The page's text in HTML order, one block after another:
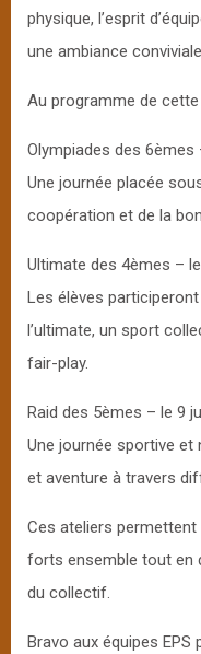
physique, l’esprit
une ambiance
Au programme de cette
Olympiades des 6èmes
Une journée placée
coopération et de la
Ultimate des 4èmes –
Les élèves
l’ultimate, un sport
fair-play.
Raid des 5èmes – le 9
Une journée sportive et
et aventure à travers
Ces ateliers
forts ensemble tout en
du collectif.
Bravo aux équipes EPS